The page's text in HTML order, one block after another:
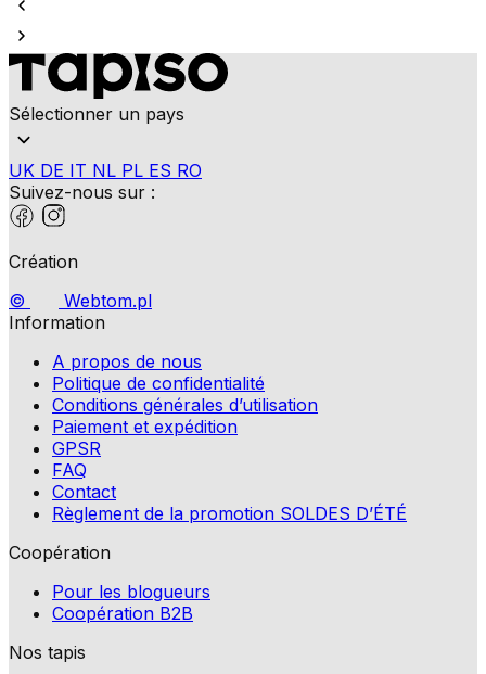
Sélectionner un pays
UK DE IT NL PL ES RO
Suivez-nous sur :
Création
©
Webtom.pl
Information
A propos de nous
Politique de confidentialité
Conditions générales d’utilisation
Paiement et expédition
GPSR
FAQ
Contact
Règlement de la promotion SOLDES D’ÉTÉ
Coopération
Pour les blogueurs
Coopération B2B
Nos tapis